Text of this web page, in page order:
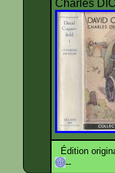
Charles
Édition
--